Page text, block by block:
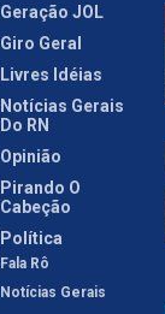
Geração JOL
Giro Geral
Livres Idéias
Notícias Gerais
Do RN
Opinião
Pirando O
Cabeção
Política
Fala Rô
Notícias Gerais